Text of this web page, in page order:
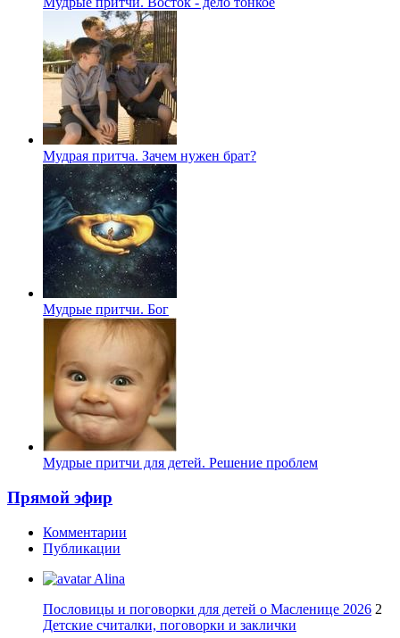
Мудрая притча. Зачем нужен брат?
Мудрые притчи. Бог
Мудрые притчи для детей. Решение проблем
Прямой эфир
Комментарии
Публикации
Alina
Пословицы и поговорки для детей о Масленице 2026 2
Детские считалки, поговорки и заклички